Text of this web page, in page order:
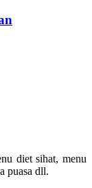
diet sihat, menu
puasa dll.